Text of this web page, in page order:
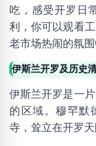
吃，感受开罗日
利，你可以观看
老市场热闹的氛围
伊斯兰开罗及历史
伊斯兰开罗是一
的区域。穆罕默
寺，耸立在开罗